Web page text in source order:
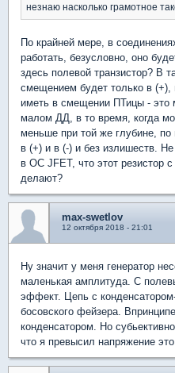
незнаю насколько грамотное
По крайней мере, в
работать, безусловно, оно будет,
здесь полевой транзистор? В
смещением будет только в
иметь в смещении ПТицы - это
малом ДД, в то время, когда
меньше при той же глубине, по
в (+) и в (-) и без излишеств.
в ОС JFET, что этот резистор
делают?
max-swetlov
12 октября 2018 - 21:01
Ну значит у меня генератор
маленькая амплитуда. С полевым както больше и плавнее
эффект. Цепь с
босовского фейзера.
конденсатором. Но
что я превысил напряжение